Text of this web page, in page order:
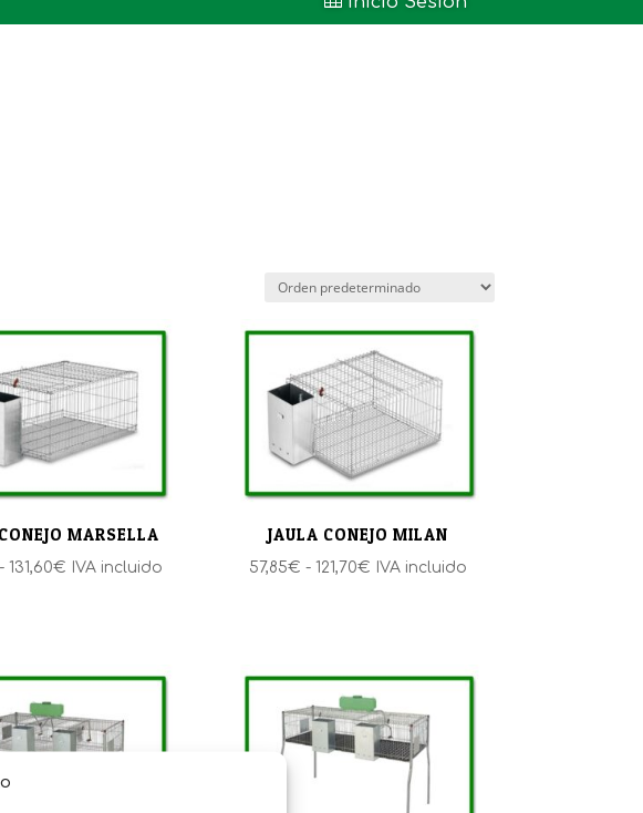
MARSELLA
- 131,60€Rango
131,60€
IVA incluido
JAULA CONEJO MILAN
57,85€ - 121,70€ Rango
hasta
121,70€
IVA incluido